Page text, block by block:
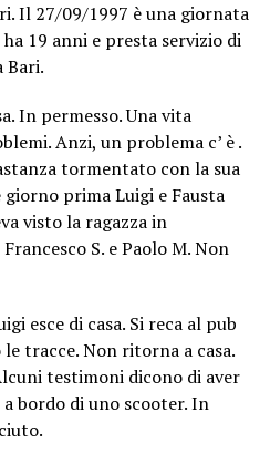
Il 27/09/1997 è una giornata
19 anni e presta servizio di
Bari.
In permesso. Una vita
Anzi, un problema c’ è .
tormentato con la sua
prima Luigi e Fausta
visto la ragazza in
S. e Paolo M. Non
esce di casa. Si reca al pub
tracce. Non ritorna a casa.
testimoni dicono di aver
bordo di uno scooter. In